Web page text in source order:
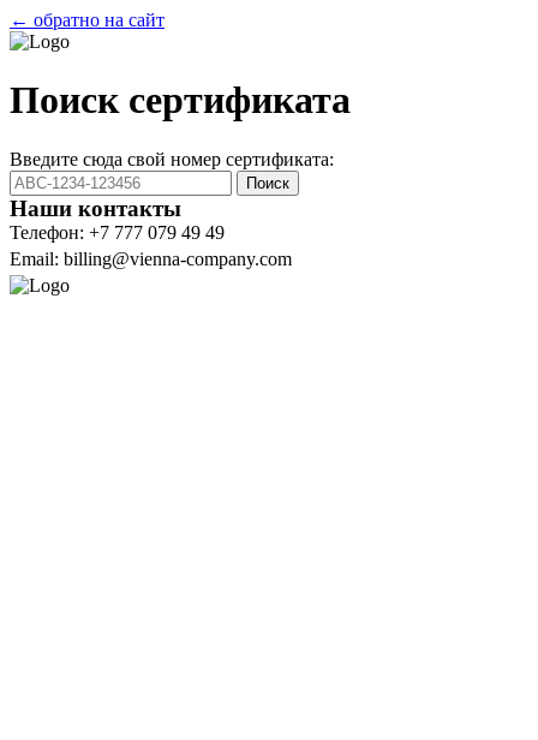
← обратно на сайт
Поиск сертификата
Введите сюда свой номер сертификата:
Поиск
Наши контакты
Телефон: +7 777 079 49 49
Email: billing@vienna-company.com